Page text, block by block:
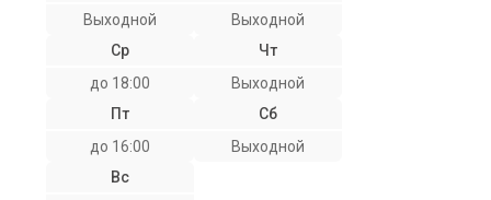
Выходной
Выходной
Ср
до 18:00
Чт
Выходной
Пт
до 16:00
Сб
Выходной
Вс